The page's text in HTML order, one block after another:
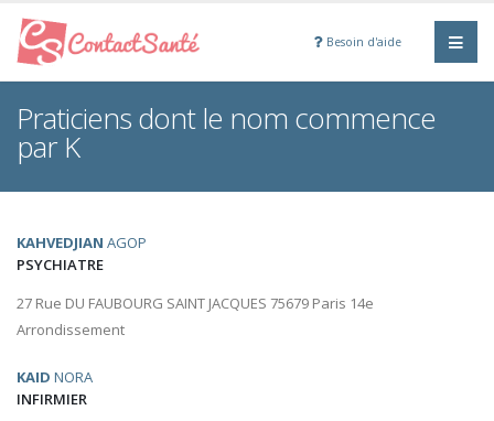
Besoin d'aide
Praticiens dont le nom commence
par K
KAHVEDJIAN AGOP
PSYCHIATRE
27 Rue DU FAUBOURG SAINT JACQUES 75679 Paris 14e
Arrondissement
KAID NORA
INFIRMIER